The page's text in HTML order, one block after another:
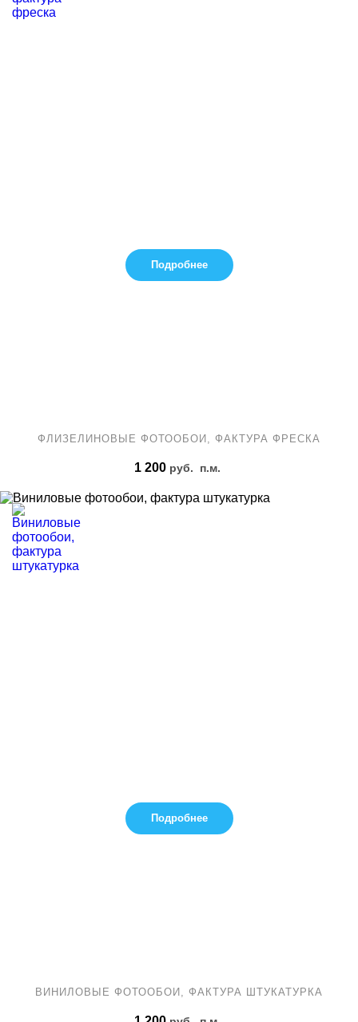
Подробнее
ФЛИЗЕЛИНОВЫЕ ФОТООБОИ, ФАКТУРА ФРЕСКА
1 200 руб. п.м.
Подробнее
ВИНИЛОВЫЕ ФОТООБОИ, ФАКТУРА ШТУКАТУРКА